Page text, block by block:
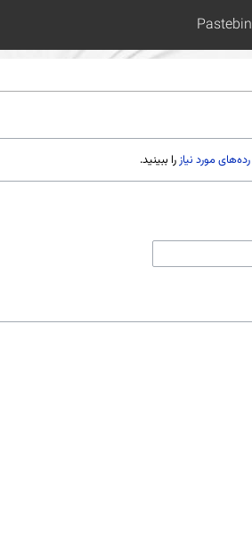
رده‌های مورد نیازرا ببینید.